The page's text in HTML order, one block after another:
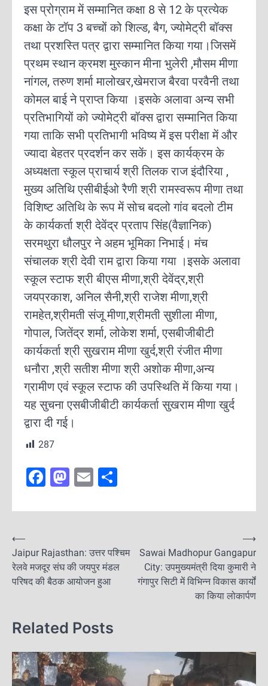
इस प्रोग्राम में सम्मानित कक्षा 8 से 12 के प्रत्येक
कक्षा के टॉप 3 बच्चों को शिल्ड, बैग, ज्योमेट्री बॉक्स
तथा प्रशस्ति पत्र द्वारा सम्मानित किया गया।जिसमें
प्रथम स्थान क्रमश मुस्कान मीना भुलेरी ,मौसम मीणा
नांगल, तरुण शर्मा मालोखर,खेमराज बैरवा परवैनी तथा
कोमल बाई ने प्राप्त किया ।इसके अलावा अन्य सभी
प्रतिभागियों को ज्योमेट्री बॉक्स द्वारा सम्मानित किया
गया ताकि सभी प्रतिभागी भविष्य में इस परीक्षा में और
ज्यादा बेहतर प्रदर्शन कर सकें। इस कार्यक्रम के
अध्यक्षता स्कूल प्राचार्य श्री तिलक राज इंदौरिया ,
मुख्य अतिथि एसीबीईओ रैणी श्री रामस्वरूप मीणा तथा
विशिष्ट अतिथि के रूप में सोच बदलो गांव बदलो टीम
के कार्यकर्ता श्री देवेंद्र प्रताप सिंह(वैज्ञानिक)
सरमथुरा धौलपुर ने अहम भूमिका निभाई। मंच
संचालक श्री देवी राम द्वारा किया गया ।इसके अलावा
स्कूल स्टाफ श्री बीएस मीणा,श्री देवेंद्र,श्री
जयप्रकाश, अनिल सैनी,श्री राजेश मीणा,श्री
रामहेत,श्रीमती संजू मीणा,श्रीमती सुशीला मीणा,
गोपाल, जितेंद्र शर्मा, लोकेश शर्मा, एसबीजीबीटी
कार्यकर्ता श्री सुखराम मीणा खुर्द,श्री रंजीत मीणा
धनौरा ,श्री सतीश मीणा श्री अशोक मीणा,अन्य
ग्रामीण एवं स्कूल स्टाफ की उपस्थिति में किया गया।
यह सुचना एसबीजीबीटी कार्यकर्ता सुखराम मीणा खुर्द
द्वारा दी गई।
287
F
c
b
o
o
M
st
d
o
n
E
ai ar
P
o
s
a
v
i
⟵
Jaipur Rajasthan: उत्तर पश्चिम
रेलवे मजदूर संघ की जयपुर मंडल
परिषद की बैठक आयोजन हुआ
Sawai Madhopur Gangapur
City: उपमुख्यमंत्री दिया कुमारी ने
गंगापुर सिटी में विभिन्न विकास कार्यों
का किया लोकार्पण
⟶
Related Posts